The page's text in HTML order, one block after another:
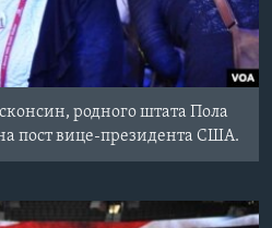
родного штата Пола
пост вице-президента США.